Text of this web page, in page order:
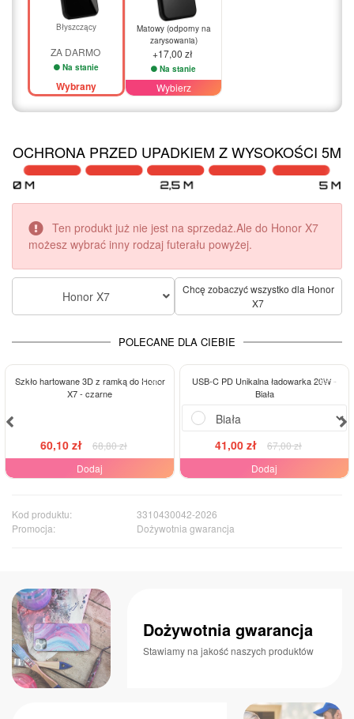
Błyszczący
ZA DARMO
Na stanie
Wybrany
Matowy (odporny na
zarysowania)
+17,00 zł
Na stanie
Wybierz
OCHRONA PRZED UPADKIEM Z WYSOKOŚCI 5M
Ten produkt już nie jest na sprzedaż.Ale do Honor X7
możesz wybrać inny rodzaj futerału powyżej.
Honor X7
Chcę zobaczyć wszystko dla Honor
X7
POLECANE DLA CIEBIE
-13%
Szkło hartowane 3D z ramką do Honor
X7 - czarne
60,10 zł
68,80 zł
Dodaj
-39%
USB-C PD Unikalna ładowarka 20W -
Biała
41,00 zł
67,00 zł
Dodaj
Kod produktu:
3310430042-2026
Promocja:
Dożywotnia gwarancja
Dożywotnia gwarancja
Stawiamy na jakość naszych produktów